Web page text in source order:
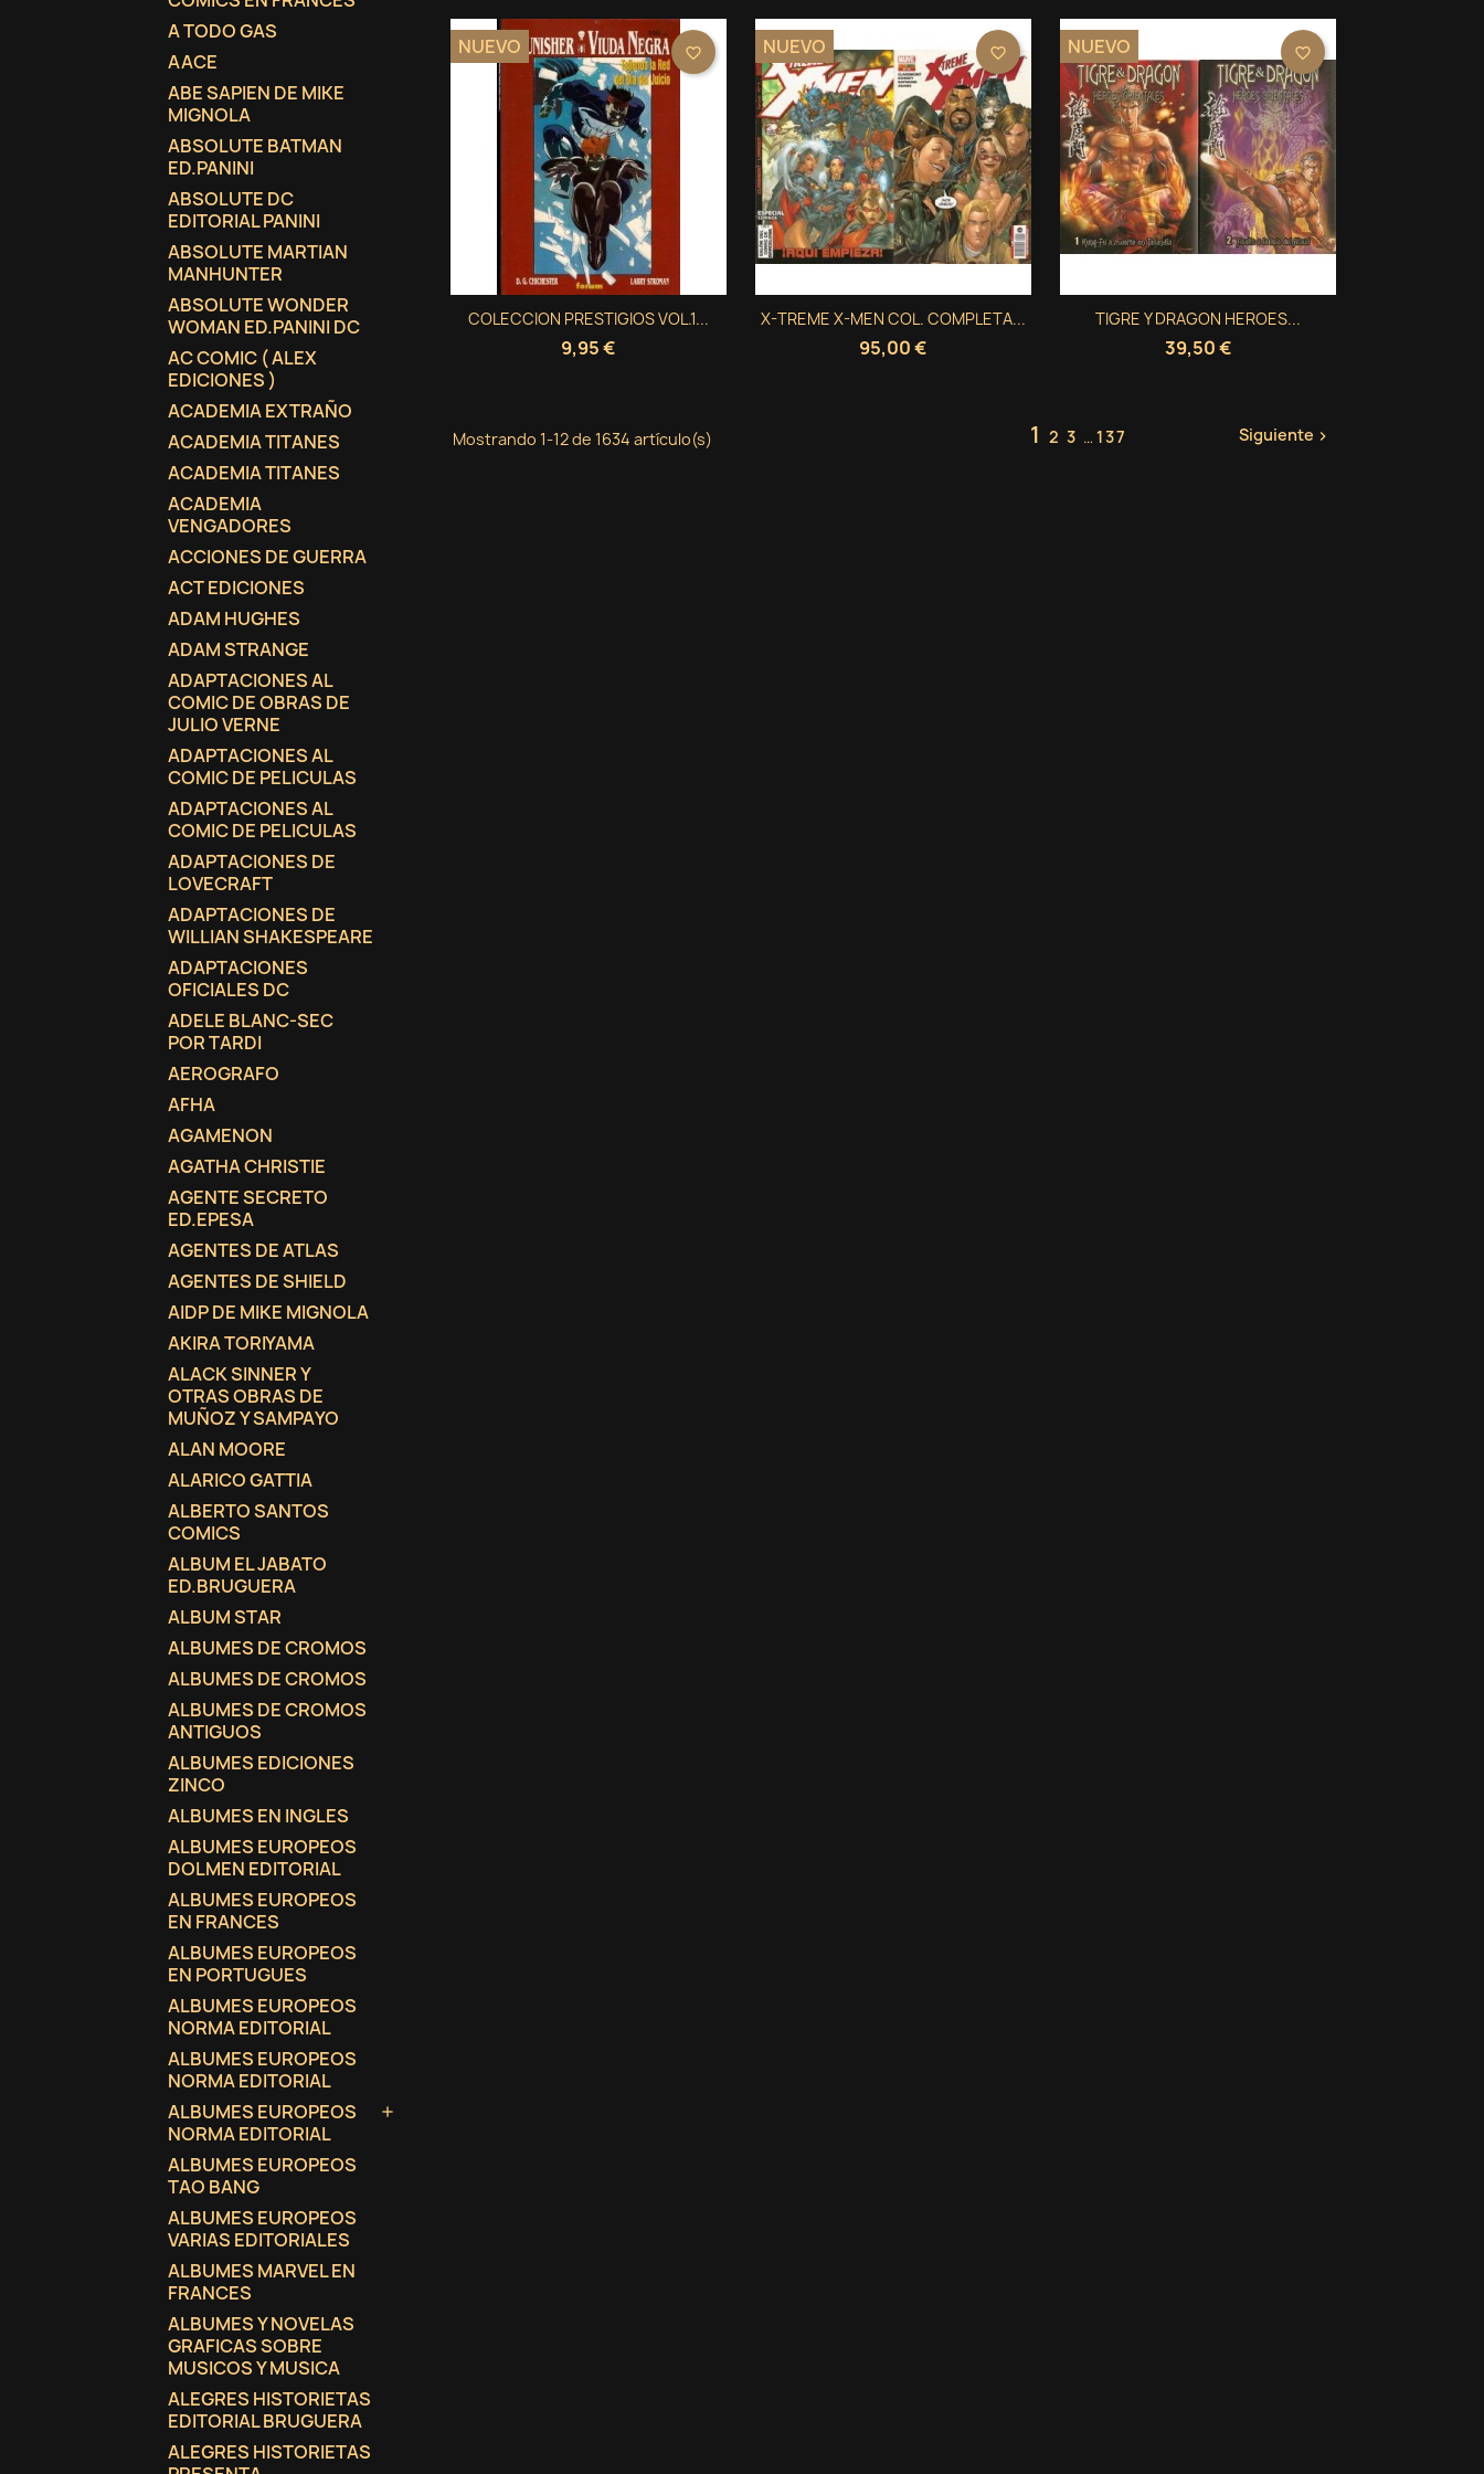
A TODO GAS
AACE
ABE SAPIEN DE MIKE
MIGNOLA
ABSOLUTE BATMAN
ED.PANINI
ABSOLUTE DC
EDITORIAL PANINI
ABSOLUTE MARTIAN
MANHUNTER
ABSOLUTE WONDER
WOMAN ED.PANINI DC
AC COMIC ( ALEX
EDICIONES )
ACADEMIA EXTRAÑO
ACADEMIA TITANES
ACADEMIA TITANES
ACADEMIA
VENGADORES
ACCIONES DE GUERRA
ACT EDICIONES
ADAM HUGHES
ADAM STRANGE
ADAPTACIONES AL
COMIC DE OBRAS DE
JULIO VERNE
ADAPTACIONES AL
COMIC DE PELICULAS
ADAPTACIONES AL
COMIC DE PELICULAS
ADAPTACIONES DE
LOVECRAFT
ADAPTACIONES DE
WILLIAN SHAKESPEARE
ADAPTACIONES
OFICIALES DC
ADELE BLANC-SEC
POR TARDI
AEROGRAFO
AFHA
AGAMENON
AGATHA CHRISTIE
AGENTE SECRETO
ED.EPESA
AGENTES DE ATLAS
AGENTES DE SHIELD
AIDP DE MIKE MIGNOLA
AKIRA TORIYAMA
ALACK SINNER Y
OTRAS OBRAS DE
MUÑOZ Y SAMPAYO
ALAN MOORE
ALARICO GATTIA
ALBERTO SANTOS
COMICS
ALBUM EL JABATO
ED.BRUGUERA
ALBUM STAR
ALBUMES DE CROMOS
ALBUMES DE CROMOS
ALBUMES DE CROMOS
ANTIGUOS
ALBUMES EDICIONES
ZINCO
ALBUMES EN INGLES
ALBUMES EUROPEOS
DOLMEN EDITORIAL
ALBUMES EUROPEOS
EN FRANCES
ALBUMES EUROPEOS
EN PORTUGUES
ALBUMES EUROPEOS
NORMA EDITORIAL
ALBUMES EUROPEOS
NORMA EDITORIAL
ALBUMES EUROPEOS
NORMA EDITORIAL

ALBUMES EUROPEOS
TAO BANG
ALBUMES EUROPEOS
VARIAS EDITORIALES
ALBUMES MARVEL EN
FRANCES
ALBUMES Y NOVELAS
GRAFICAS SOBRE
MUSICOS Y MUSICA
ALEGRES HISTORIETAS
EDITORIAL BRUGUERA
ALEGRES HISTORIETAS
COLECCION PRESTIGIOS VOL.1...
9,95 €
NUEVO
Vista rápida
favorite_border
X-TREME X-MEN COL. COMPLETA...
95,00 €
NUEVO
Vista rápida
favorite_border
TIGRE Y DRAGON HEROES...
39,50 €
NUEVO
Vista rápida
favorite_border
Mostrando 1-12 de 1634 artículo(s) 1 2 3 … 137 Siguiente 